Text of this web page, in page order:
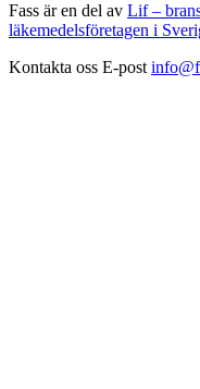
Fass är en del av Lif –
läkemedelsföretagen i
Kontakta oss E-post